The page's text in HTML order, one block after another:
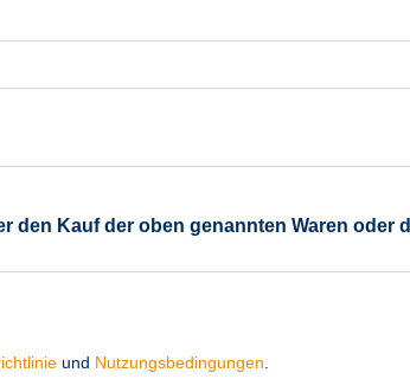
den Kauf der oben genannten Waren oder
und Nutzungsbedingungen